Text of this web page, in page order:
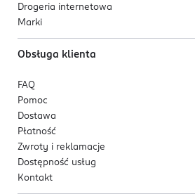
Drogeria internetowa
Marki
Obsługa klienta
FAQ
Pomoc
Dostawa
Płatność
Zwroty i reklamacje
Dostępność usług
Kontakt